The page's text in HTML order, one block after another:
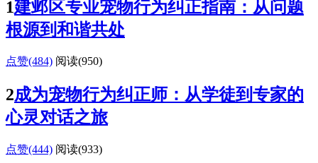
1建邺区专业宠物行为纠正指南：从问题
根源到和谐共处
点赞(484) 阅读(950)
2成为宠物行为纠正师：从学徒到专家的
心灵对话之旅
点赞(444) 阅读(933)